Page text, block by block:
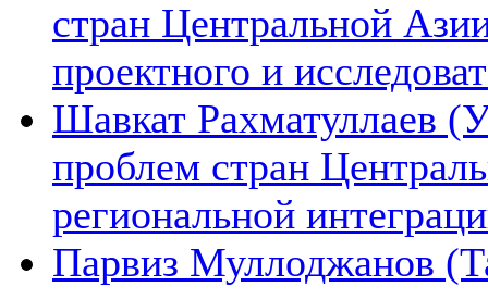
стран Центральной
проектного и
Шавкат Рахматуллаев
проблем стран
региональной
Парвиз Муллоджанов